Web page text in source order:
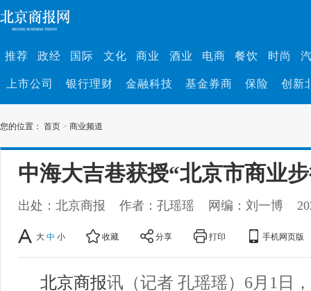
推荐 政经 国际 文化 商业 酒业 电商 餐饮 时尚
上市公司 银行理财 金融科技 基金券商 保险 创新
您的位置： 首页 > 商业频道
中海大吉巷获授“北京市商业
出处：北京商报 作者：孔瑶瑶 网编：刘一博
大 中 小 收藏 分享 打印 手机网页版
北京商报讯（记者 孔瑶瑶）6月1日